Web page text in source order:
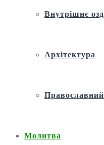
Внутрішнє
Архітектура
Молитва